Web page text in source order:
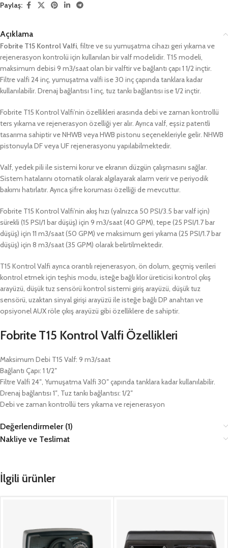
Paylaş:
Açıklama
Fobrite T15 Kontrol Valfi, filtre ve su yumuşatma cihazı geri yıkama ve
rejenerasyon kontrolü için kullanılan bir valf modelidir. T15 modeli,
maksimum debisi 9 m3/saat olan bir valftir ve bağlantı çapı 1 1/2 inçtir.
Filtre valfi 24 inç, yumuşatma valfi ise 30 inç çapında tanklara kadar
kullanılabilir. Drenaj bağlantısı 1 inç, tuz tankı bağlantısı ise 1/2 inçtir.
Fobrite T15 Kontrol Valfi’nin özellikleri arasında debi ve zaman kontrollü
ters yıkama ve rejenerasyon özelliği yer alır. Ayrıca valf, eşsiz patentli
tasarıma sahiptir ve NHWB veya HWB pistonu seçenekleriyle gelir. NHWB
pistonuyla DF veya UF rejenerasyonu yapılabilmektedir.
Valf, yedek pili ile sistemi korur ve ekranın düzgün çalışmasını sağlar.
Sistem hatalarını otomatik olarak algılayarak alarm verir ve periyodik
bakımı hatırlatır. Ayrıca şifre koruması özelliği de mevcuttur.
Fobrite T15 Kontrol Valfi’nin akış hızı (yalnızca 50 PSI/3.5 bar valf için)
sürekli (15 PSI/1 bar düşüş) için 9 m3/saat (40 GPM), tepe (25 PSI/1.7 bar
düşüş) için 11 m3/saat (50 GPM) ve maksimum geri yıkama (25 PSI/1.7 bar
düşüş) için 8 m3/saat (35 GPM) olarak belirtilmektedir.
T15 Kontrol Valfi ayrıca orantılı rejenerasyon, ön dolum, geçmiş verileri
kontrol etmek için teşhis modu, isteğe bağlı klor üreticisi kontrol çıkış
arayüzü, düşük tuz sensörü kontrol sistemi giriş arayüzü, düşük tuz
sensörü, uzaktan sinyal girişi arayüzü ile isteğe bağlı DP anahtarı ve
opsiyonel AUX röle çıkış arayüzü gibi özelliklere de sahiptir.
Fobrite T15 Kontrol Valfi Özellikleri
Maksimum Debi T15 Valf: 9 m3/saat
Bağlantı Çapı: 1 1/2″
Filtre Valfi 24″, Yumuşatma Valfi 30″ çapında tanklara kadar kullanılabilir.
Drenaj bağlantısı 1″, Tuz tankı bağlantısı: 1/2″
Debi ve zaman kontrollü ters yıkama ve rejenerasyon
Değerlendirmeler (1)
Nakliye ve Teslimat
İlgili ürünler